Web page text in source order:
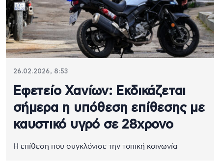
26.02.2026, 8:53
Εφετείο Χανίων: Εκδικάζεται
σήμερα η υπόθεση επίθεσης με
καυστικό υγρό σε 28χρονο
Η επίθεση που συγκλόνισε την τοπική κοινωνία